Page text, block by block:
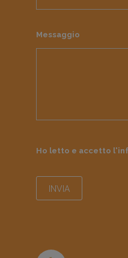
Messaggio
Ho letto e accetto